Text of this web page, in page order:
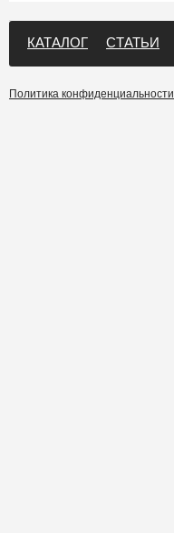
КАТАЛОГ СТАТЬИ
Политика конфиденциальности